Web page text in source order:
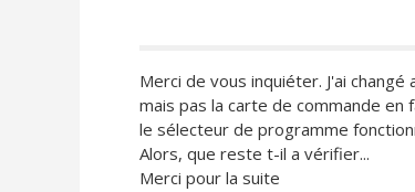
Merci de vous inquiéter. J'ai
mais pas la carte de commande en
le sélecteur de programme
Alors, que reste t-il a vérifier...
Merci pour la suite